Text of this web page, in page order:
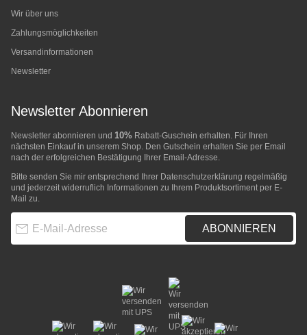
Wir über uns
Zahlungsmöglichkeiten
Versandinformationen
Newsletter
Newsletter Abonnieren
Newsletter abonnieren und 10% Rabatt-Guschein erhalten. Für Ihren
nächsten Einkauf in unserem Shop. Den Gutschein erhalten Sie per Email
nach der erfolgreichen Bestätigung Ihrer Email-Adresse.
Bitte senden Sie mir entsprechend Ihrer Datenschutzerklärung regelmäßig
und jederzeit widerruflich Informationen zu Ihrem Produktsortiment per E-
Mail zu.
ABONNIEREN